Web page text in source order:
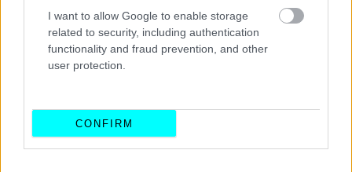
I want to allow Google to enable storage
related to security, including authentication
functionality and fraud prevention, and other
user protection.
CONFIRM